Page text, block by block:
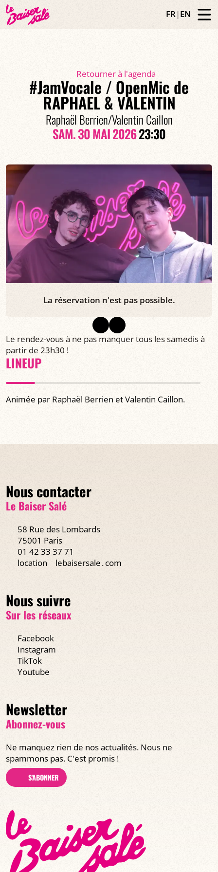
FR|EN
Retourner à l'agenda
#JamVocale / OpenMic de
RAPHAEL & VALENTIN
Raphaël Berrien/Valentin Caillon
SAM. 30 MAI 202623:30
La réservation n'est pas possible.
Le rendez-vous à ne pas manquer tous les samedis à
partir de 23h30 !
LINEUP
Animée par Raphaël Berrien et Valentin Caillon.
Nous contacter
Le Baiser Salé
58 Rue des Lombards
75001 Paris
01 42 33 37 71
location
lebaisersale․com
Nous suivre
Sur les réseaux
Facebook
Instagram
TikTok
Youtube
Newsletter
Abonnez-vous
Ne manquez rien de nos actualités. Nous ne
spammons pas. C'est promis !
S'ABONNER